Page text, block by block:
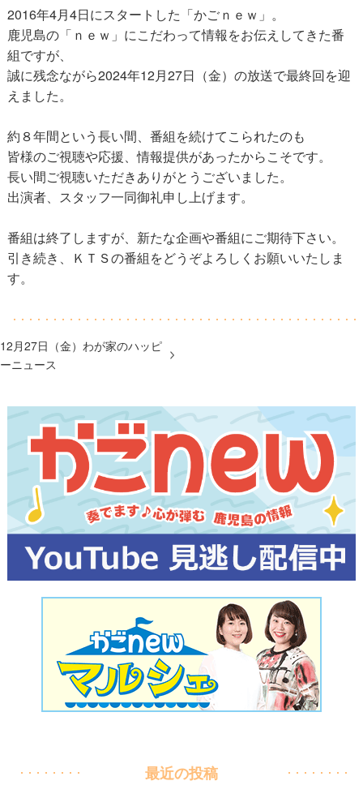
2016年4月4日にスタートした「かごｎｅｗ」。
鹿児島の「ｎｅｗ」にこだわって情報をお伝えしてきた番
組ですが、
誠に残念ながら2024年12月27日（金）の放送で最終回を迎
えました。
約８年間という長い間、番組を続けてこられたのも
皆様のご視聴や応援、情報提供があったからこそです。
長い間ご視聴いただきありがとうございました。
出演者、スタッフ一同御礼申し上げます。
番組は終了しますが、新たな企画や番組にご期待下さい。
引き続き、ＫＴＳの番組をどうぞよろしくお願いいたしま
す。
12月27日（金）わが家のハッピ
ーニュース
最近の投稿